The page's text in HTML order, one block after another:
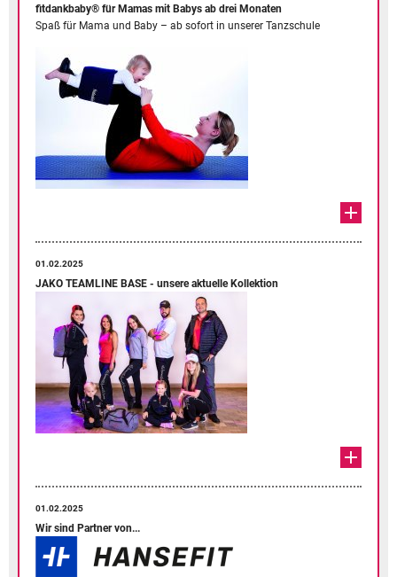
fitdankbaby® für Mamas mit Babys ab drei Monaten
Spaß für Mama und Baby – ab sofort in unserer Tanzschule
01.02.2025
JAKO TEAMLINE BASE - unsere aktuelle Kollektion
01.02.2025
Wir sind Partner von...